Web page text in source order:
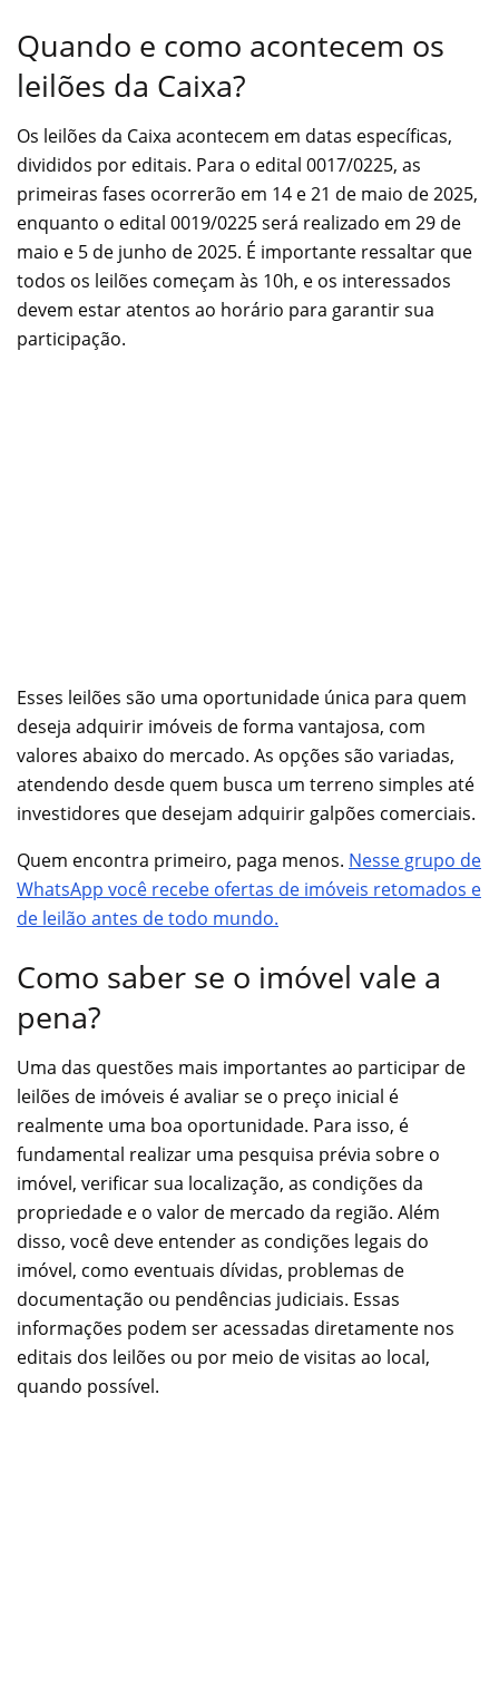
Quando e como acontecem os
leilões da Caixa?
Os leilões da Caixa acontecem em datas específicas,
divididos por editais. Para o edital 0017/0225, as
primeiras fases ocorrerão em 14 e 21 de maio de 2025,
enquanto o edital 0019/0225 será realizado em 29 de
maio e 5 de junho de 2025. É importante ressaltar que
todos os leilões começam às 10h, e os interessados
devem estar atentos ao horário para garantir sua
participação.
Esses leilões são uma oportunidade única para quem
deseja adquirir imóveis de forma vantajosa, com
valores abaixo do mercado. As opções são variadas,
atendendo desde quem busca um terreno simples até
investidores que desejam adquirir galpões comerciais.
Quem encontra primeiro, paga menos. Nesse grupo de
WhatsApp você recebe ofertas de imóveis retomados e
de leilão antes de todo mundo.
Como saber se o imóvel vale a
pena?
Uma das questões mais importantes ao participar de
leilões de imóveis é avaliar se o preço inicial é
realmente uma boa oportunidade. Para isso, é
fundamental realizar uma pesquisa prévia sobre o
imóvel, verificar sua localização, as condições da
propriedade e o valor de mercado da região. Além
disso, você deve entender as condições legais do
imóvel, como eventuais dívidas, problemas de
documentação ou pendências judiciais. Essas
informações podem ser acessadas diretamente nos
editais dos leilões ou por meio de visitas ao local,
quando possível.